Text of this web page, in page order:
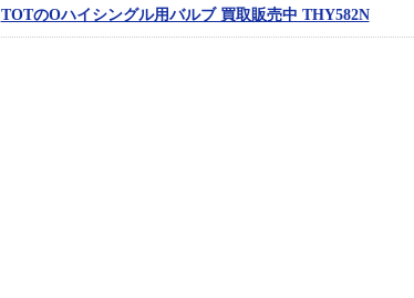
TOTのOハイシングル用バルブ 買取販売中 THY582N